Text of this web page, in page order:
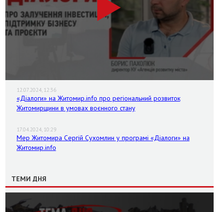
12.07.2024, 12:36
«Діалоги» на Житомир.info про регіональний розвиток
Житомирщини в умовах воєнного стану
17.04.2024, 10:29
Мер Житомира Сергій Сухомлин у програмі «Діалоги» на
Житомир.info
ТЕМИ ДНЯ